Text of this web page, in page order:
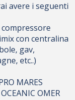
avere i seguenti
con centralina
gav,
etc..)
MARES
OMER